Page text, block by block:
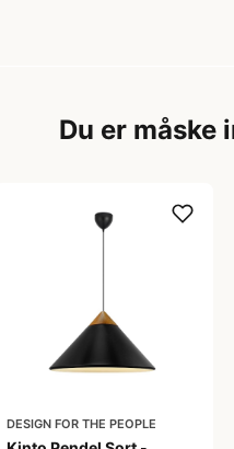
Du er måske
DESIGN FOR THE PEOPLE